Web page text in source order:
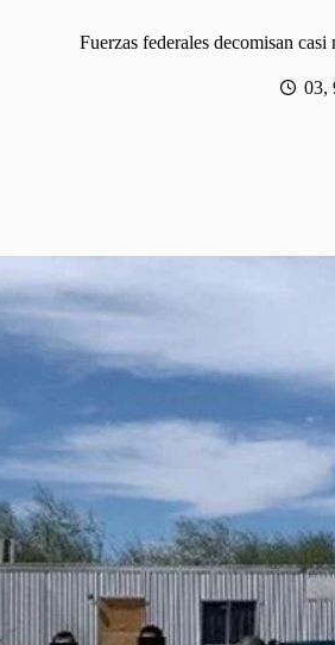
Fuerzas federales decomisan
03,